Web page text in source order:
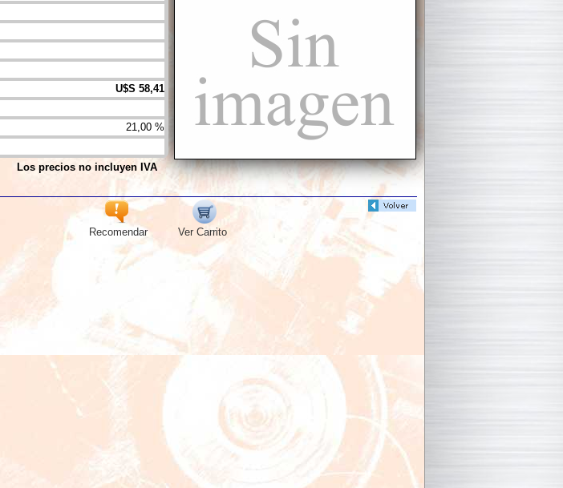
U$S 58,41
21,00 %
Los precios no incluyen IVA
Recomendar Ver Carrito